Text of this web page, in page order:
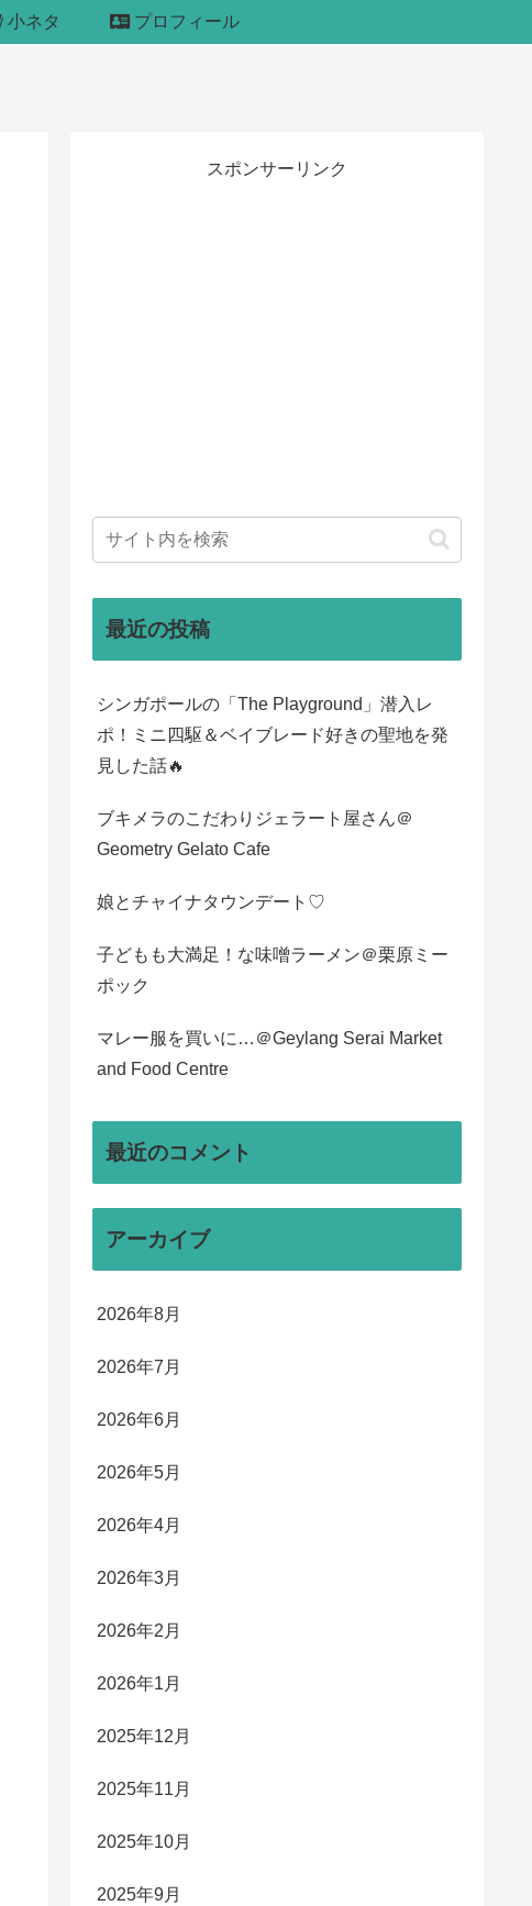
小ネタ
プロフィール
スポンサーリンク
最近の投稿
シンガポールの「The Playground」潜入レ
ポ！ミニ四駆＆ベイブレード好きの聖地を発
見した話🔥
ブキメラのこだわりジェラート屋さん＠
Geometry Gelato Cafe
娘とチャイナタウンデート♡
子どもも大満足！な味噌ラーメン＠栗原ミー
ポック
マレー服を買いに…＠Geylang Serai Market
and Food Centre
最近のコメント
アーカイブ
2026年8月
2026年7月
2026年6月
2026年5月
2026年4月
2026年3月
2026年2月
2026年1月
2025年12月
2025年11月
2025年10月
2025年9月